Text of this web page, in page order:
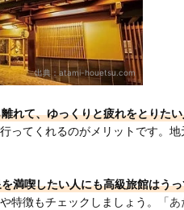
出典：atami-houetsu.com
れて、ゆっくりと疲れをとりた
ってくれるのがメリットです。
満喫したい人にも高級旅館はう
特徴もチェックしましょう。
「